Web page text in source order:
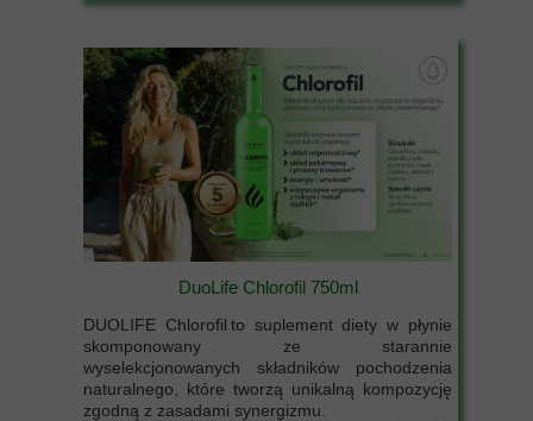
DuoLife Chlorofil 750ml
DUOLIFE Chlorofil to suplement diety w płynie
skomponowany ze starannie
wyselekcjonowanych składników pochodzenia
naturalnego, które tworzą unikalną kompozycję
zgodną z zasadami synergizmu.